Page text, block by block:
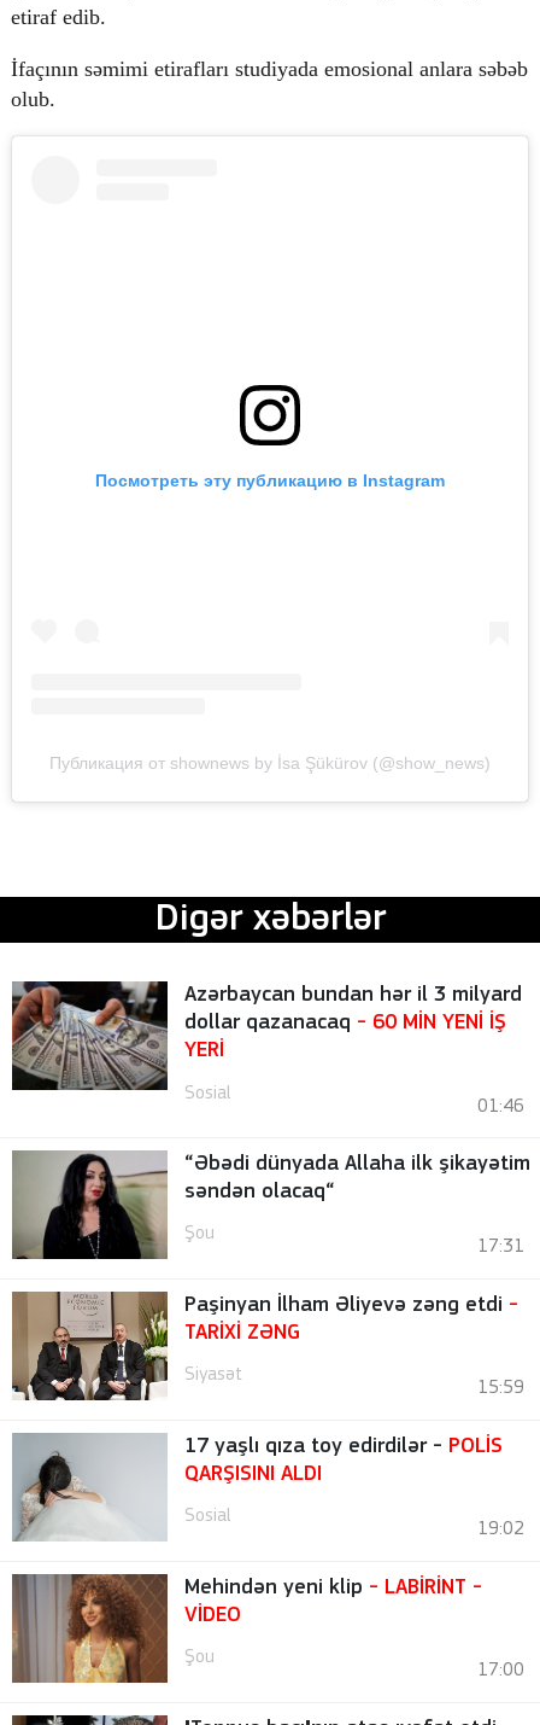
etiraf edib.
İfaçının səmimi etirafları studiyada emosional anlara səbəb
olub.
Посмотреть эту публикацию в Instagram
Публикация от shownews by İsa Şükürov (@show_news)
Digər xəbərlər
Azərbaycan bundan hər il 3 milyard
dollar qazanacaq - 60 MİN YENİ İŞ
YERİ
Sosial
01:46
“Əbədi dünyada Allaha ilk şikayətim
səndən olacaq“
Şou
17:31
Paşinyan İlham Əliyevə zəng etdi -
TARİXİ ZƏNG
Siyasət
15:59
17 yaşlı qıza toy edirdilər - POLİS
QARŞISINI ALDI
Sosial
19:02
Mehindən yeni klip - LABİRİNT -
VİDEO
Şou
17:00